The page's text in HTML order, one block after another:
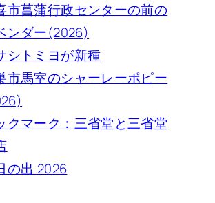
市菖蒲行政センターの前の
ンダー(2026)
シトミヨが新種
市馬室のシャーレーポピー
クマーク：三省堂と三省堂
の出 2026